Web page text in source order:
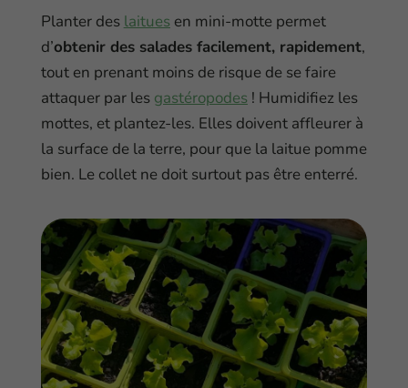
Planter des laitues en mini-motte permet
d’obtenir des salades facilement, rapidement,
tout en prenant moins de risque de se faire
attaquer par les gastéropodes ! Humidifiez les
mottes, et plantez-les. Elles doivent affleurer à
la surface de la terre, pour que la laitue pomme
bien. Le collet ne doit surtout pas être enterré.